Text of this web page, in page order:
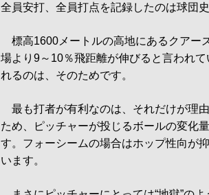
全員安打、全員打点を記録したのは球団
標高1600メートルの高地にあるクアー
場より9～10％飛距離が伸びると言われ
れるのは、そのためです。
最も打者が有利なのは、それだけが理
ため、ピッチャーが投じるボールの変化
す。フォーシームの場合はホップ性向が
います。